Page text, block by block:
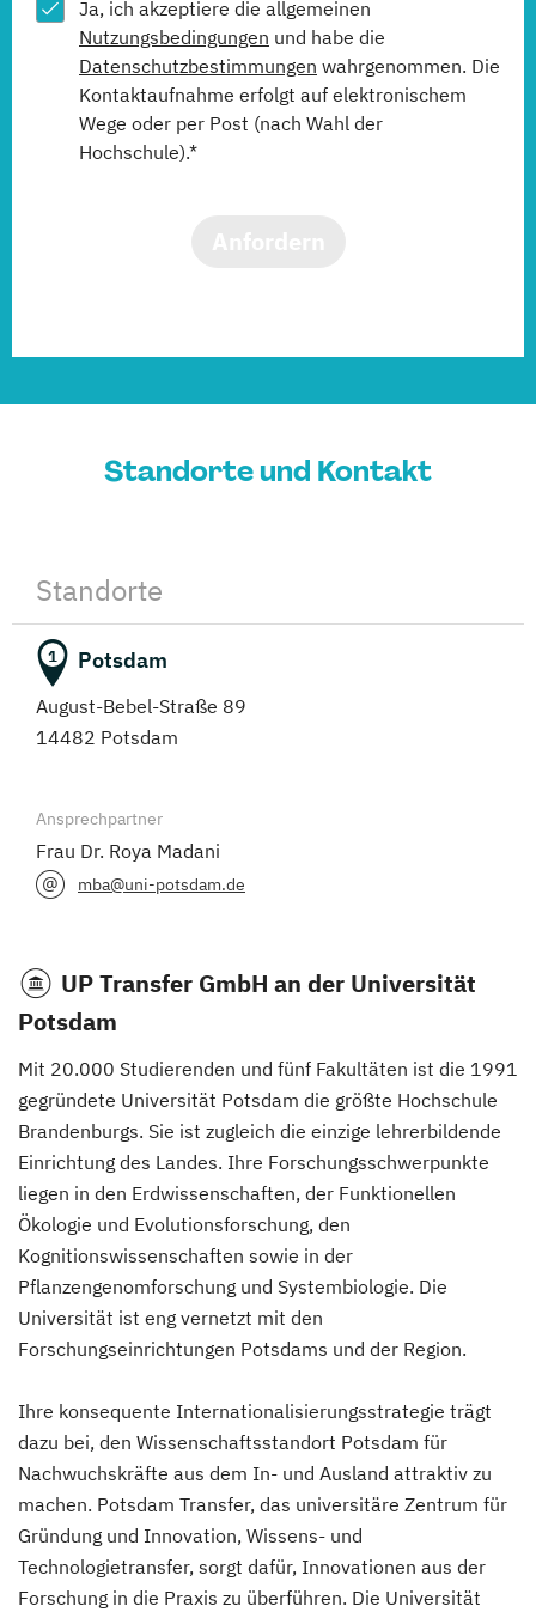
Ja, ich akzeptiere die allgemeinen
Nutzungsbedingungen und habe die
Datenschutzbestimmungen wahrgenommen. Die
Kontaktaufnahme erfolgt auf elektronischem
Wege oder per Post (nach Wahl der
Hochschule).*
Standorte und Kontakt
Standorte
1 Potsdam
August-Bebel-Straße 89
14482 Potsdam
Ansprechpartner
Frau Dr. Roya Madani
mba@uni-potsdam.de
UP Transfer GmbH an der Universität
Potsdam
Mit 20.000 Studierenden und fünf Fakultäten ist die 1991
gegründete Universität Potsdam die größte Hochschule
Brandenburgs. Sie ist zugleich die einzige lehrerbildende
Einrichtung des Landes. Ihre Forschungsschwerpunkte
liegen in den Erdwissenschaften, der Funktionellen
Ökologie und Evolutionsforschung, den
Kognitionswissenschaften sowie in der
Pflanzengenomforschung und Systembiologie. Die
Universität ist eng vernetzt mit den
Forschungseinrichtungen Potsdams und der Region.
Ihre konsequente Internationalisierungsstrategie trägt
dazu bei, den Wissenschaftsstandort Potsdam für
Nachwuchskräfte aus dem In- und Ausland attraktiv zu
machen. Potsdam Transfer, das universitäre Zentrum für
Gründung und Innovation, Wissens- und
Technologietransfer, sorgt dafür, Innovationen aus der
Forschung in die Praxis zu überführen. Die Universität